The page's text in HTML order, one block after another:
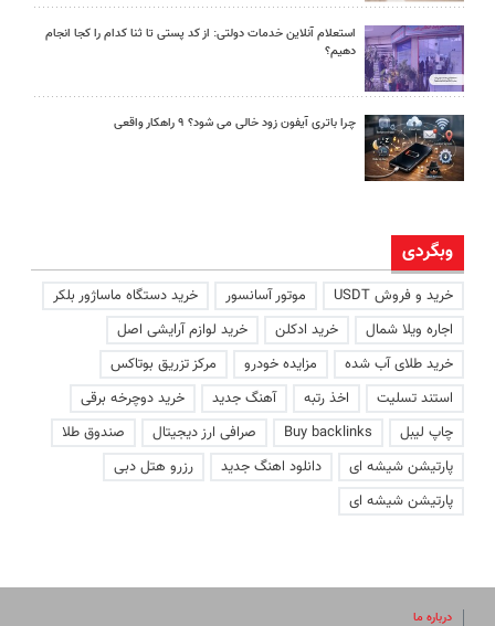
استعلام آنلاین خدمات دولتی: از کد پستی تا ثنا کدام را کجا انجام
دهیم؟
چرا باتری آیفون زود خالی می شود؟ ۹ راهکار واقعی
وبگردی
خرید و فروش USDT موتور آسانسور
خرید دستگاه ماساژور بلکر
اجاره ویلا شمال
خرید ادکلن
خرید لوازم آرایشی اصل
خرید طلای آب شده
مزایده خودرو
مرکز تزریق بوتاکس
استند تسلیت
اخذ رتبه آهنگ جدید
خرید دوچرخه برقی
چاپ لیبل
Buy backlinks صرافی ارز دیجیتال
صندوق طلا
پارتیشن شیشه ای
دانلود اهنگ جدید
رزرو هتل دبی
پارتیشن شیشه ای
درباره ما